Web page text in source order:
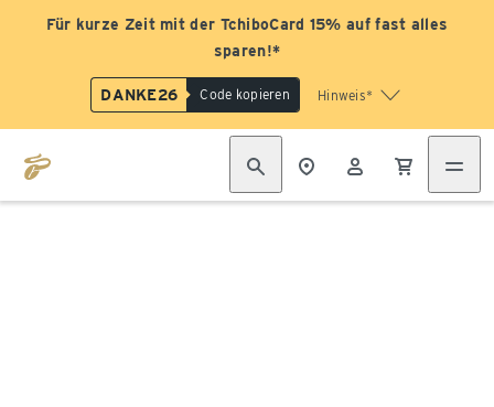
Für kurze Zeit mit der TchiboCard 15% auf fast alles
sparen!*
DANKE26 Code kopieren Hinweis*